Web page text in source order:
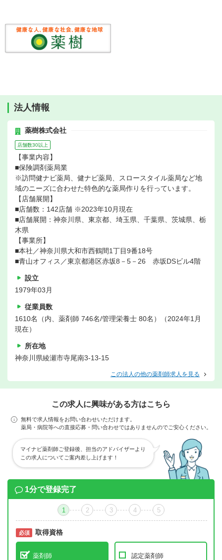
法人情報
薬樹株式会社
店舗数30以上
【事業内容】
■保険調剤薬局業
※訪問健ナビ薬局、健ナビ薬局、スロースタイル薬局など地
域のニーズに合わせた特色的な薬局作りを行っています。
【店舗展開】
■店舗数：142店舗 ※2023年10月現在
■店舗展開：神奈川県、東京都、埼玉県、千葉県、茨城県、栃
木県
【事業所】
■本社／神奈川県大和市西鶴間1丁目9番18号
■青山オフィス／東京都港区赤坂8－5－26 赤坂DSビル4階
設立
1979年03月
従業員数
1610名（内、薬剤師 746名/管理栄養士 80名）（2024年1月
現在）
所在地
神奈川県綾瀬市寺尾南3-13-15
この法人の他の薬剤師求人を見る
この求人に興味がある方はこちら
無料で求人情報をお問い合わせいただけます。
薬局・病院等への直接応募・問い合わせではありませんのでご安心ください。
マイナビ薬剤師ご登録後、担当のアドバイザーより
この求人についてご案内差し上げます！
1分で登録完了
1 2 3 4 5
必須 取得資格
薬剤師 認定薬剤師